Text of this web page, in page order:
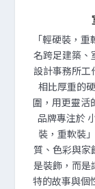
「輕硬裝，
名跨足建築、
設計事務所工
相比厚重的
圍，用更靈活
品牌專注於
裝，重軟裝
質、色彩與家
是裝飾，而是
特的故事與個